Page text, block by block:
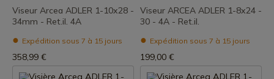
Viseur Arcea ADLER 1-10x28 -
34mm - Ret.il. 4A
Expédition sous 7 à 15 jours
358,99 €
Viseur ARCEA ADLER 1-8x24 -
30 - 4A - Ret.il.
Expédition sous 7 à 15 jours
199,00 €